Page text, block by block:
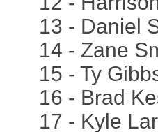
13 - Daniel
14 - Zane
15 - Ty
16 - Brad
17 - Kyle